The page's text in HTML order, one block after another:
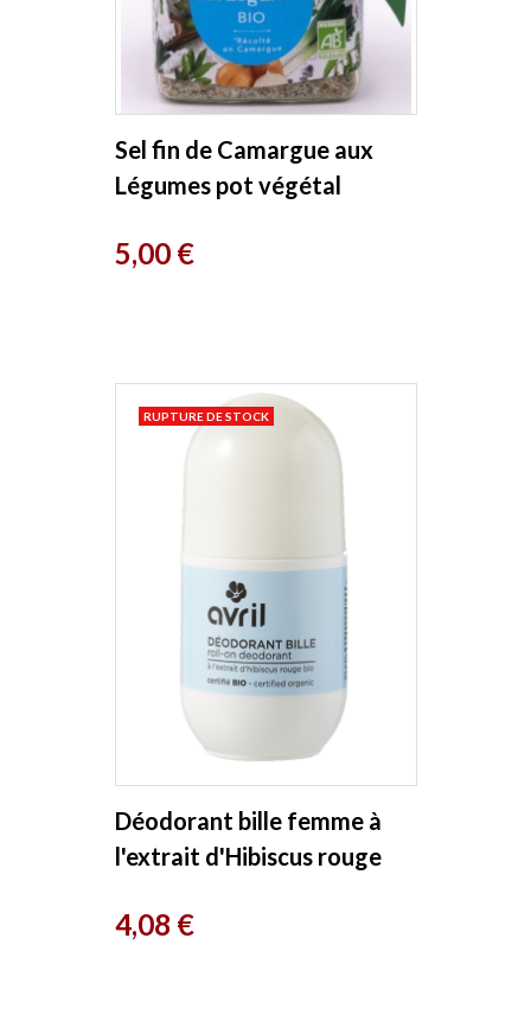
Sel fin de Camargue aux
Légumes pot végétal
Provence D Antan
Prix
5,00 €
Déodorant bille femme à
l'extrait d'Hibiscus rouge
Prix
4,08 €
RUPTURE DE STOCK